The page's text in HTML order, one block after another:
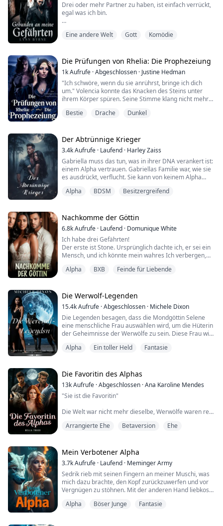
Drei oder mehr Partner zu haben, ist einfach verrückt,
egal was ich bin.
mir mehr als einen extrem attraktiven und keineswegs
süchtig machend.
Die Waise Eva Sims hat sich mit purem
Durchhaltevermögen und Entschlossenheit durchs
Studium gebra...
Eine andere Welt Gott Komödie
Die Prüfungen von Rhelia: Die Prophezeiung
1kAufrufe ·Abgeschlossen · Justine Hedman
"Ich schwöre, wenn du sie anrührst, bringe ich dich
um." Volencia konnte das Knacken des Steins unter
ihrem Körper spüren. Seine Stimme klang nicht mehr
recht hatte.
Hab keine Angst."
Seine Hände waren sanft, als er sie an seine Brust hob
und hielt.
****Volencia, als Prinzessin des Kö...
Bestie Drache Dunkel
Der Abtrünnige Krieger
3.4kAufrufe · Laufend · Harley Zaiss
Gabriella muss das tun, was in ihrer DNA verankert ist:
einem Alpha vertrauen. Gabriellas Familie war, wie sie
es ausdrückt, verflucht. Sie kann von keinem Alpha
angehören. Schon in jungen Jahren brachten ihr Vater
schließlich mit 18 Jahre...
Alpha BDSM Besitzergreifend
Nachkomme der Göttin
6.8kAufrufe · Laufend · Domunique White
Ich habe drei Gefährten!
Der erste ist Stone. Ursprünglich dachte ich, er sei ein
Mensch, und ich könnte mein wahres Ich verbergen,
sagte er mir, ich sähe aus wie seine Ex-Frau. Zum
Rudels. Er sagte, ich sei seine Gefährtin und er habe
viele Jahre auf mich gewartet, aber er will mich...
Alpha BXB Feinde für Liebende
Die Werwolf-Legenden
15.4kAufrufe ·Abgeschlossen · Michele Dixon
Die Legenden besagen, dass die Mondgöttin Selene
eine menschliche Frau auswählen wird, um die Hüterin
der Geheimnisse der Werwölfe zu sein. Diese Frau wird
Schicksalsgefährten begegnet und gezeichnet wird.
übernatürlichen Welt, dass die Legende wa...
Alpha Ein toller Held Fantasie
Die Favoritin des Alphas
13kAufrufe ·Abgeschlossen ·Ana Karoline Mendes
"Sie ist die Favoritin"
Die Welt war nicht mehr dieselbe, Werwölfe waren real
bei Susan war es nicht anders. Eine wunderschöne
leuchtend grünen Augen wurden von zarten Wimpern
umrahmt, und ihre vollen Lippen formten oft ein
schelmisches Läc...
Arrangierte Ehe Betaversion Ehe
Mein Verbotener Alpha
3.7kAufrufe · Laufend · Meminger Army
Sedrik rieb mit seinen Fingern an meiner Muschi, was
mich dazu brachte, den Kopf zurückzuwerfen und vor
Vergnügen zu stöhnen. Mit der anderen Hand liebkoste
meine Schulter küsste und saugte.
Alpha Böser Junge Fantasie